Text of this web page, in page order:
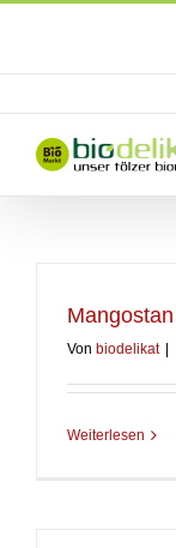
Mangostan
Von biodelikat
Weiterlesen